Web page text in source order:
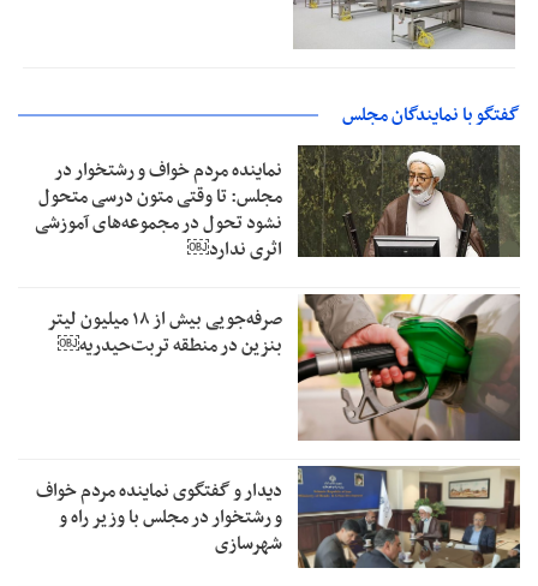
گفتگو با نمایندگان مجلس
نماینده مردم خواف و رشتخوار در
مجلس: تا وقتی متون درسی متحول
نشود تحول در مجموعه‌های آموزشی
اثری ندارد￼
صرفه‌جویی بیش از ۱۸ میلیون لیتر
بنزین در منطقه تربت‌حیدریه￼
دیدار و گفتگوی نماینده مردم خواف
و رشتخوار در مجلس با وزیر راه و
شهرسازی